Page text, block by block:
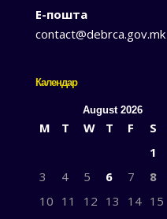
Е-пошта
contact@debrca.gov.mk
Календар
August 2026
M T W T F S
1
3
4 5 6 7 8
10 11 12 13 14 15